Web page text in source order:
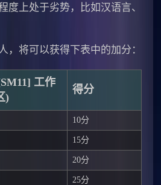
度上处于劣势，比如汉语言、
将可以获得下表中的加分：
工作
)
得分
10分
15分
20分
25分